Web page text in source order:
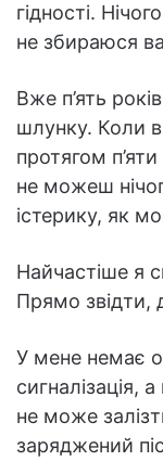
гідності.
не збираюся
Вже п’ять
шлунку. Коли
протягом
не можеш
істерику, як
Найчастіше я
Прямо звідти,
У мене немає
сигналізація,
не може
заряджений